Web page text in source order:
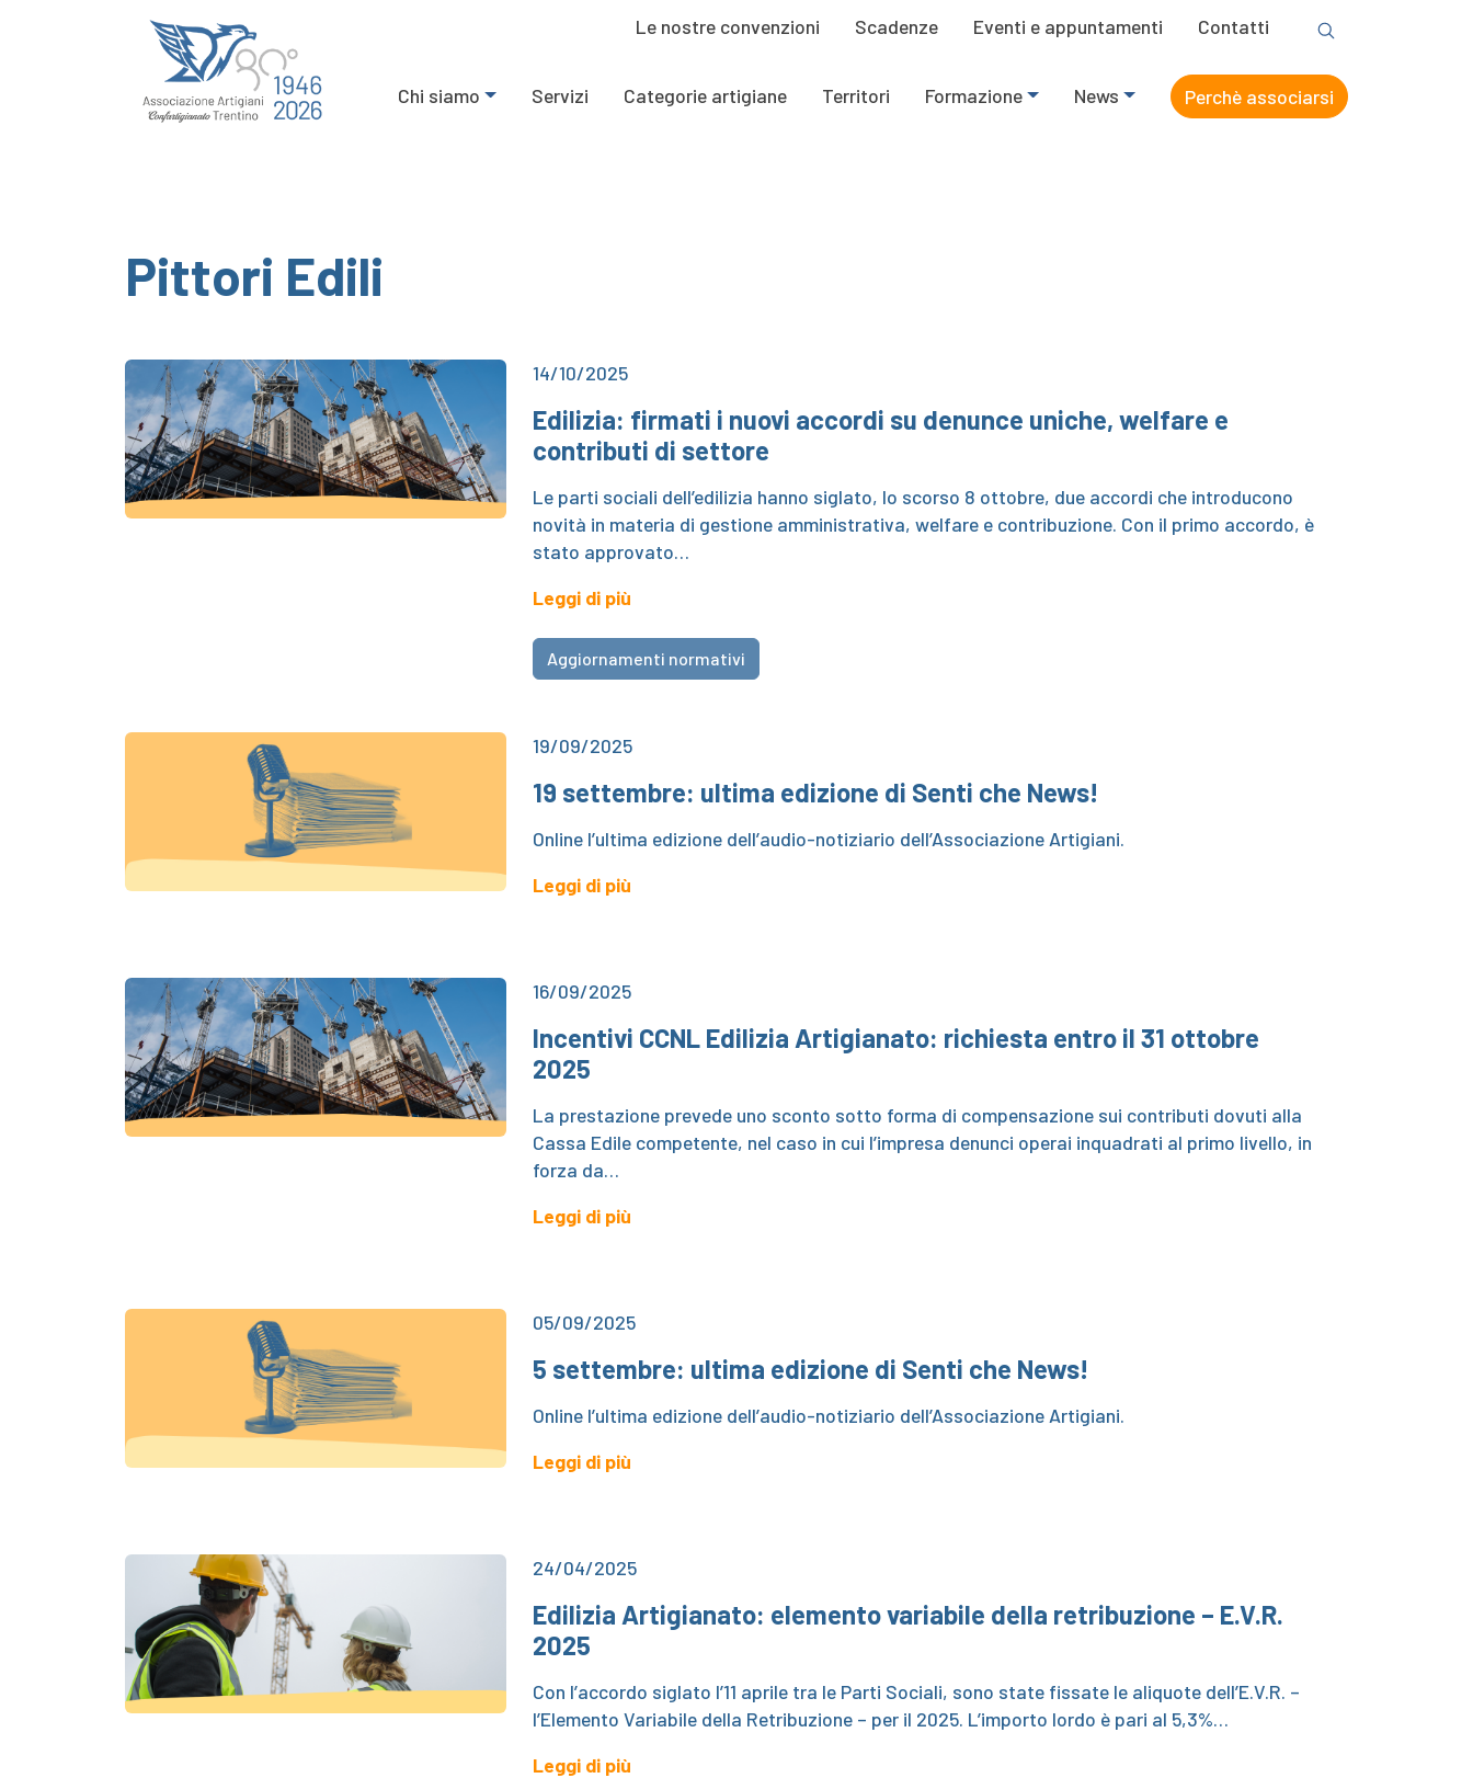
Le nostre convenzioni Scadenze Eventi e appuntamenti Contatti
Chi siamo Servizi Categorie artigiane Territori Formazione News Perchè associarsi
Pittori Edili
14/10/2025
Edilizia: firmati i nuovi accordi su denunce uniche, welfare e
contributi di settore
Le parti sociali dell’edilizia hanno siglato, lo scorso 8 ottobre, due accordi che introducono
novità in materia di gestione amministrativa, welfare e contribuzione. Con il primo accordo, è
stato approvato…
Leggi di più
Aggiornamenti normativi
19/09/2025
19 settembre: ultima edizione di Senti che News!
Online l’ultima edizione dell’audio-notiziario dell’Associazione Artigiani.
Leggi di più
16/09/2025
Incentivi CCNL Edilizia Artigianato: richiesta entro il 31 ottobre
2025
La prestazione prevede uno sconto sotto forma di compensazione sui contributi dovuti alla
Cassa Edile competente, nel caso in cui l’impresa denunci operai inquadrati al primo livello, in
forza da…
Leggi di più
05/09/2025
5 settembre: ultima edizione di Senti che News!
Online l’ultima edizione dell’audio-notiziario dell’Associazione Artigiani.
Leggi di più
24/04/2025
Edilizia Artigianato: elemento variabile della retribuzione – E.V.R.
2025
Con l’accordo siglato l’11 aprile tra le Parti Sociali, sono state fissate le aliquote dell’E.V.R. –
l’Elemento Variabile della Retribuzione – per il 2025. L’importo lordo è pari al 5,3%…
Leggi di più